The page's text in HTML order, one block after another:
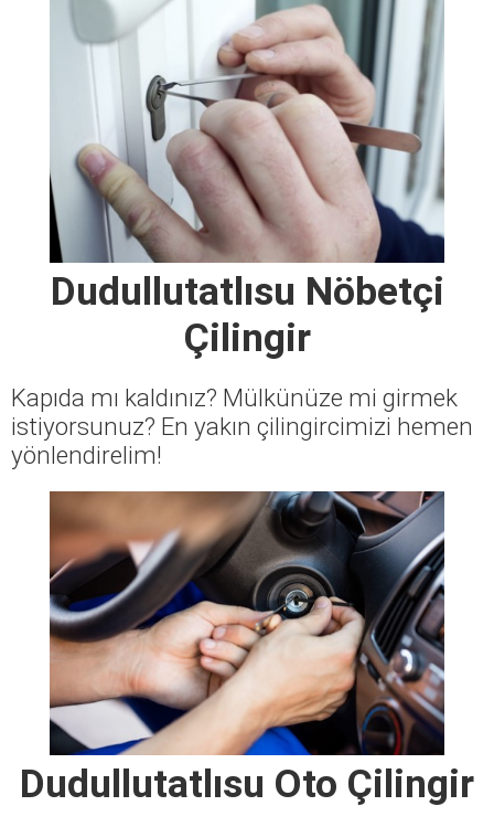
Dudullutatlısu Nöbetçi
Çilingir
Kapıda mı kaldınız? Mülkünüze mi girmek
istiyorsunuz? En yakın çilingircimizi hemen
yönlendirelim!
Dudullutatlısu Oto Çilingir